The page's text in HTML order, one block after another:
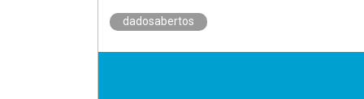
dadosabertos